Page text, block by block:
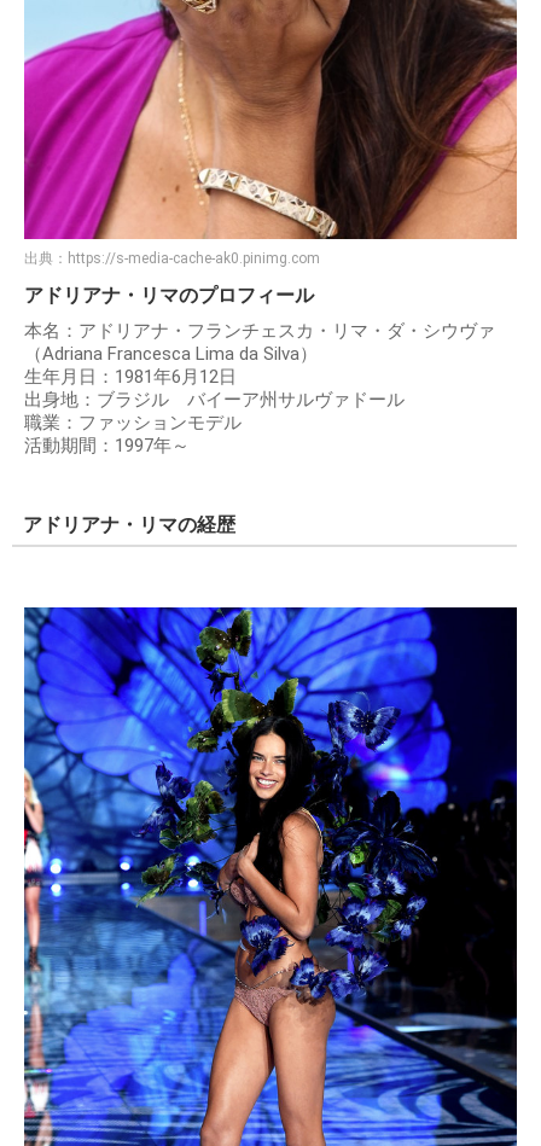
出典： https://s-media-cache-ak0.pinimg.com
アドリアナ・リマのプロフィール
本名：アドリアナ・フランチェスカ・リマ・ダ・シウヴァ
（Adriana Francesca Lima da Silva）
生年月日：1981年6月12日
出身地：ブラジル バイーア州サルヴァドール
職業：ファッションモデル
活動期間：1997年～
アドリアナ・リマの経歴